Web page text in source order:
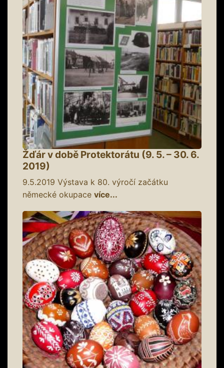
Žďár v době Protektorátu (9. 5. – 30. 6.
2019)
9.5.2019 Výstava k 80. výročí začátku
německé okupace více...